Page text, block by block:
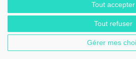
IMOCA - 1 TERRE-PLEIN DU SOUS-
FRANCE - EMAIL :
MENTIONS LÉGALES-
Tout accepter
Tout refuser
Gérer mes